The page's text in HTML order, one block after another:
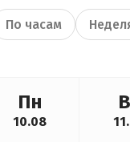
По часам
Пн
10.08